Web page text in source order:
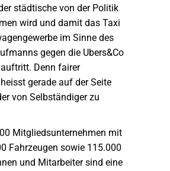
städtische von der Politik
wird und damit das Taxi
im Sinne des
gegen die Ubers&Co
Denn fairer
gerade auf der Seite
von Selbständiger zu
Mitgliedsunternehmen mit
Fahrzeugen sowie 115.000
und Mitarbeiter sind eine